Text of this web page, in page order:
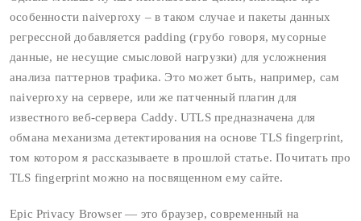
особенности naiveproxy – в таком случае и пакеты данных
регрессной добавляется padding (грубо говоря, мусорные
данные, не несущие смысловой нагрузки) для усложнения
анализа паттернов трафика. Это может быть, например, сам
naiveproxy на сервере, или же патченный плагин для
известного веб-сервера Caddy. UTLS предназначена для
обмана механизма детектирования на основе TLS fingerprint,
том котором я рассказываете в прошлой статье. Почитать про
TLS fingerprint можно на посвященном ему сайте.
Epic Privacy Browser — это браузер, современный на